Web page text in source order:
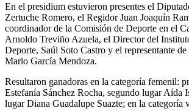
En el presidium estuvieron presentes el
Zertuche Romero, el Regidor Juan Joaquín
coordinador de la Comisión de Deporte en el
Arnoldo Treviño Azuela, el Director del
Deporte, Saúl Soto Castro y el representante
Mario García Mendoza.
Resultaron ganadoras en la categoría femenil:
Estefanía Sánchez Rocha, segundo lugar Aída
lugar Diana Guadalupe Suazte; en la categoría